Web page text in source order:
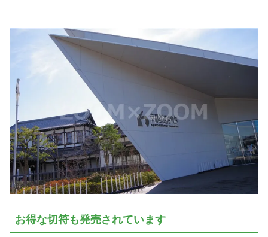
お得な切符も発売されています